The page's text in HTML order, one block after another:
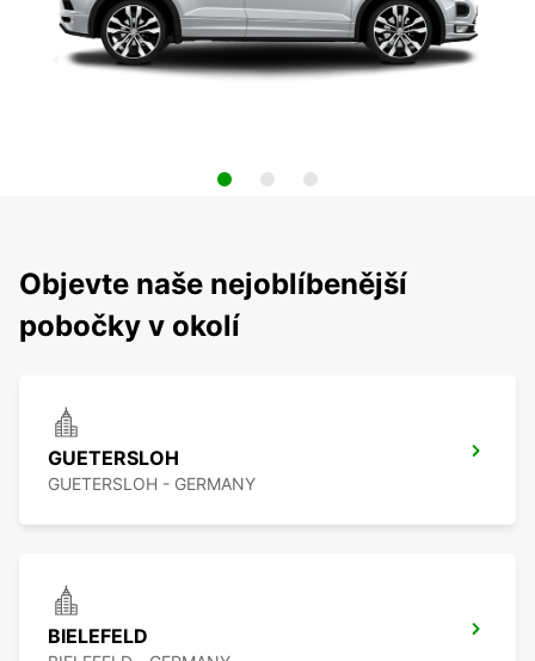
Objevte naše nejoblíbenější
pobočky v okolí
GUETERSLOH
GUETERSLOH - GERMANY
BIELEFELD